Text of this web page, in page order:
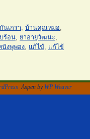
กันเกรา, บ้านคุณหมอ,
ร้อน, ยาอายุวัฒนะ,
นังพุพอง, แก้ไข้, แก้ไข้
Aspen by WP Weaver